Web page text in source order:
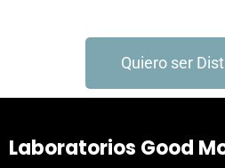
Quiero ser
Laboratorios Good